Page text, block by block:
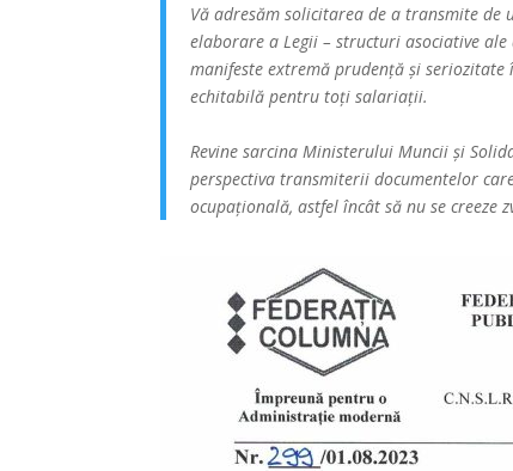
Vă adresăm solicitarea de a transmite
elaborare a Legii – structuri asociative
manifeste extremă prudență și seriozitate
echitabilă pentru toți salariații.
Revine sarcina Ministerului Muncii și
perspectiva transmiterii documentelor
ocupațională, astfel încât să nu se creeze